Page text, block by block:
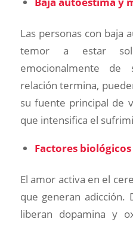
Las personas con baja
temor a estar
emocionalmente
relación termina,
su fuente principal de
que intensifica el
Factores
El amor activa en el
que generan adicción.
liberan dopamina y